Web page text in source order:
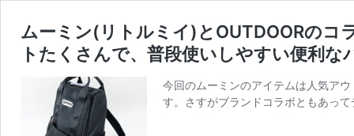
ムーミン(リトルミイ)とOUTDOORのコ
トたくさんで、普段使いしやすい便利な
今回のムーミンのアイテムは人気ア
す。さすがブランドコラボともあっ